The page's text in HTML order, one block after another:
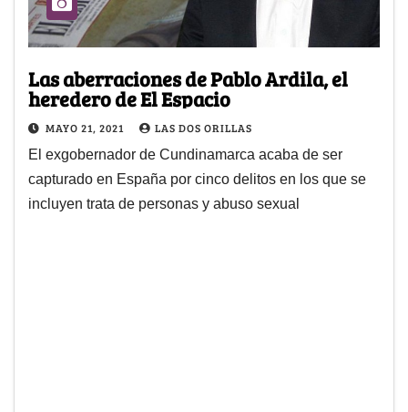
Las aberraciones de Pablo Ardila, el
heredero de El Espacio
MAYO 21, 2021 LAS DOS ORILLAS
El exgobernador de Cundinamarca acaba de ser
capturado en España por cinco delitos en los que se
incluyen trata de personas y abuso sexual